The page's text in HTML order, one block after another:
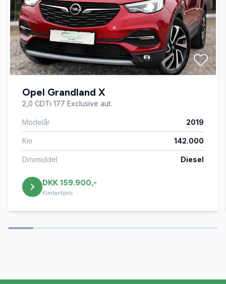
Fartpilot
Højdejusterbart førersæde
Isofix
Kørecomputer
LED kørelys
Læderrat
Opel Grandland X
2,0 CDTi 177 Exclusive aut.
Modelår 2019
Km 142.000
Drivmiddel Diesel
DKK 159.900,-
Kontantpris